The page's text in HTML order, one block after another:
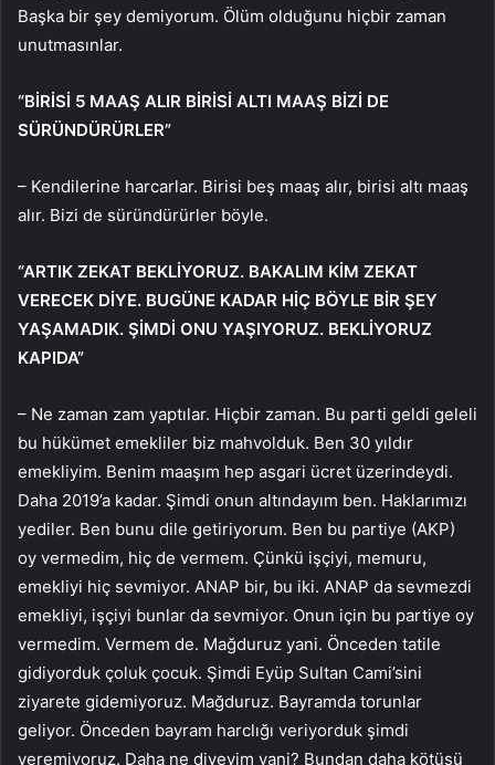
Başka bir şey demiyorum. Ölüm olduğunu hiçbir zaman
unutmasınlar.
“BİRİSİ 5 MAAŞ ALIR BİRİSİ ALTI MAAŞ BİZİ DE
SÜRÜNDÜRÜRLER”
– Kendilerine harcarlar. Birisi beş maaş alır, birisi altı maaş
alır. Bizi de süründürürler böyle.
“ARTIK ZEKAT BEKLİYORUZ. BAKALIM KİM ZEKAT
VERECEK DİYE. BUGÜNE KADAR HİÇ BÖYLE BİR ŞEY
YAŞAMADIK. ŞİMDİ ONU YAŞIYORUZ. BEKLİYORUZ
KAPIDA”
– Ne zaman zam yaptılar. Hiçbir zaman. Bu parti geldi geleli
bu hükümet emekliler biz mahvolduk. Ben 30 yıldır
emekliyim. Benim maaşım hep asgari ücret üzerindeydi.
Daha 2019’a kadar. Şimdi onun altındayım ben. Haklarımızı
yediler. Ben bunu dile getiriyorum. Ben bu partiye (AKP)
oy vermedim, hiç de vermem. Çünkü işçiyi, memuru,
emekliyi hiç sevmiyor. ANAP bir, bu iki. ANAP da sevmezdi
emekliyi, işçiyi bunlar da sevmiyor. Onun için bu partiye oy
vermedim. Vermem de. Mağduruz yani. Önceden tatile
gidiyorduk çoluk çocuk. Şimdi Eyüp Sultan Cami’sini
ziyarete gidemiyoruz. Mağduruz. Bayramda torunlar
geliyor. Önceden bayram harclığı veriyorduk şimdi
veremiyoruz. Daha ne diyeyim yani? Bundan daha kötüsü